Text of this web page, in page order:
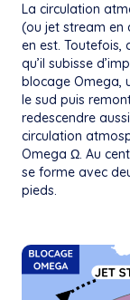
La circulation
(ou jet stream en
en est. Toutefois,
qu’il subisse
blocage Omega,
le sud puis
redescendre
circulation
Omega Ω. Au
se forme avec
pieds.